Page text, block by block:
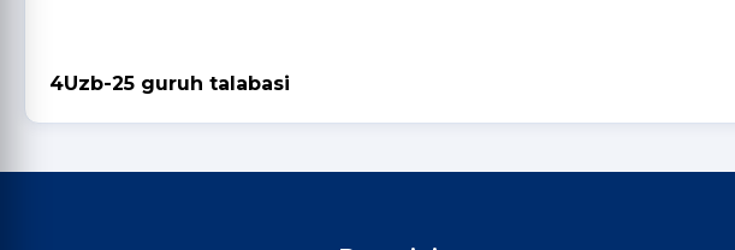
Filologiya va tillarni
4Uzb-25 guruh talabasi